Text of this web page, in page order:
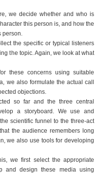
we decide whether and who is
this person is, and how the
person.
the specific or typical listeners
the topic. Again, we look at what
these concerns using suitable
we also formulate the actual call
objections.
so far and the three central
a storyboard. We use and
scientific funnel to the three-act
the audience remembers long
we also use tools for developing
we first select the appropriate
and design these media using